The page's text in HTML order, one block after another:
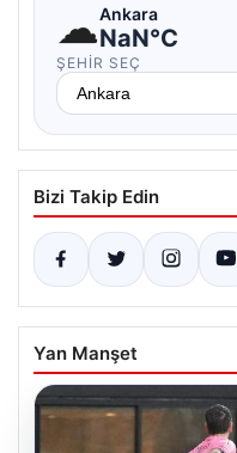
☁Ankara
NaN°C
ŞEHIR SEÇ
Bizi Takip Edin
Yan Manşet